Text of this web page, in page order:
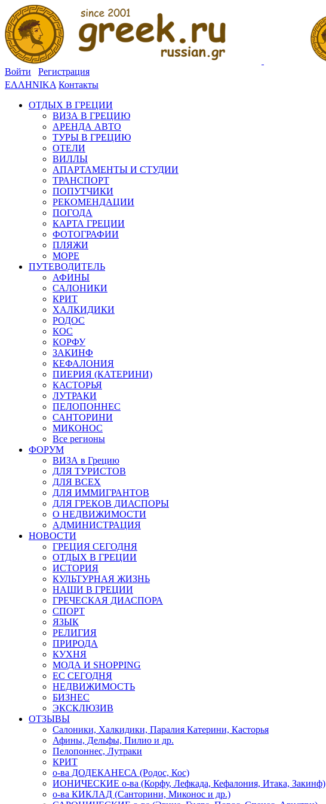
Войти
Регистрация
ΕΛΛΗΝΙΚΑ Контакты
ОТДЫХ В ГРЕЦИИ
ВИЗА В ГРЕЦИЮ
АРЕНДА АВТО
ТУРЫ В ГРЕЦИЮ
ОТЕЛИ
ВИЛЛЫ
АПАРТАМЕНТЫ И СТУДИИ
ТРАНСПОРТ
ПОПУТЧИКИ
РЕКОМЕНДАЦИИ
ПОГОДА
КАРТА ГРЕЦИИ
ФОТОГРАФИИ
ПЛЯЖИ
МОРЕ
ПУТЕВОДИТЕЛЬ
АФИНЫ
САЛОНИКИ
КРИТ
ХАЛКИДИКИ
РОДОС
КОС
КОРФУ
ЗАКИНФ
КЕФАЛОНИЯ
ПИЕРИЯ (КАТЕРИНИ)
КАСТОРЬЯ
ЛУТРАКИ
ПЕЛОПОННЕС
САНТОРИНИ
МИКОНОС
Все регионы
ФОРУМ
ВИЗА в Грецию
ДЛЯ ТУРИСТОВ
ДЛЯ ВСЕХ
ДЛЯ ИММИГРАНТОВ
ДЛЯ ГРЕКОВ ДИАСПОРЫ
О НЕДВИЖИМОСТИ
АДМИНИСТРАЦИЯ
НОВОСТИ
ГРЕЦИЯ СЕГОДНЯ
ОТДЫХ В ГРЕЦИИ
ИСТОРИЯ
КУЛЬТУРНАЯ ЖИЗНЬ
НАШИ В ГРЕЦИИ
ГРЕЧЕСКАЯ ДИАСПОРА
СПОРТ
ЯЗЫК
РЕЛИГИЯ
ПРИРОДА
КУХНЯ
МОДА И SHOPPING
ЕС СЕГОДНЯ
НЕДВИЖИМОСТЬ
БИЗНЕС
ЭКСКЛЮЗИВ
ОТЗЫВЫ
Салоники, Халкидики, Паралия Катерини, Касторья
Афины, Дельфы, Пилио и др.
Пелопоннес, Лутраки
КРИТ
о-ва ДОДЕКАНЕСА (Родос, Кос)
ИОНИЧЕСКИЕ о-ва (Корфу, Лефкада, Кефалония, Итака, Закинф)
о-ва КИКЛАД (Санторини, Миконос и др.)